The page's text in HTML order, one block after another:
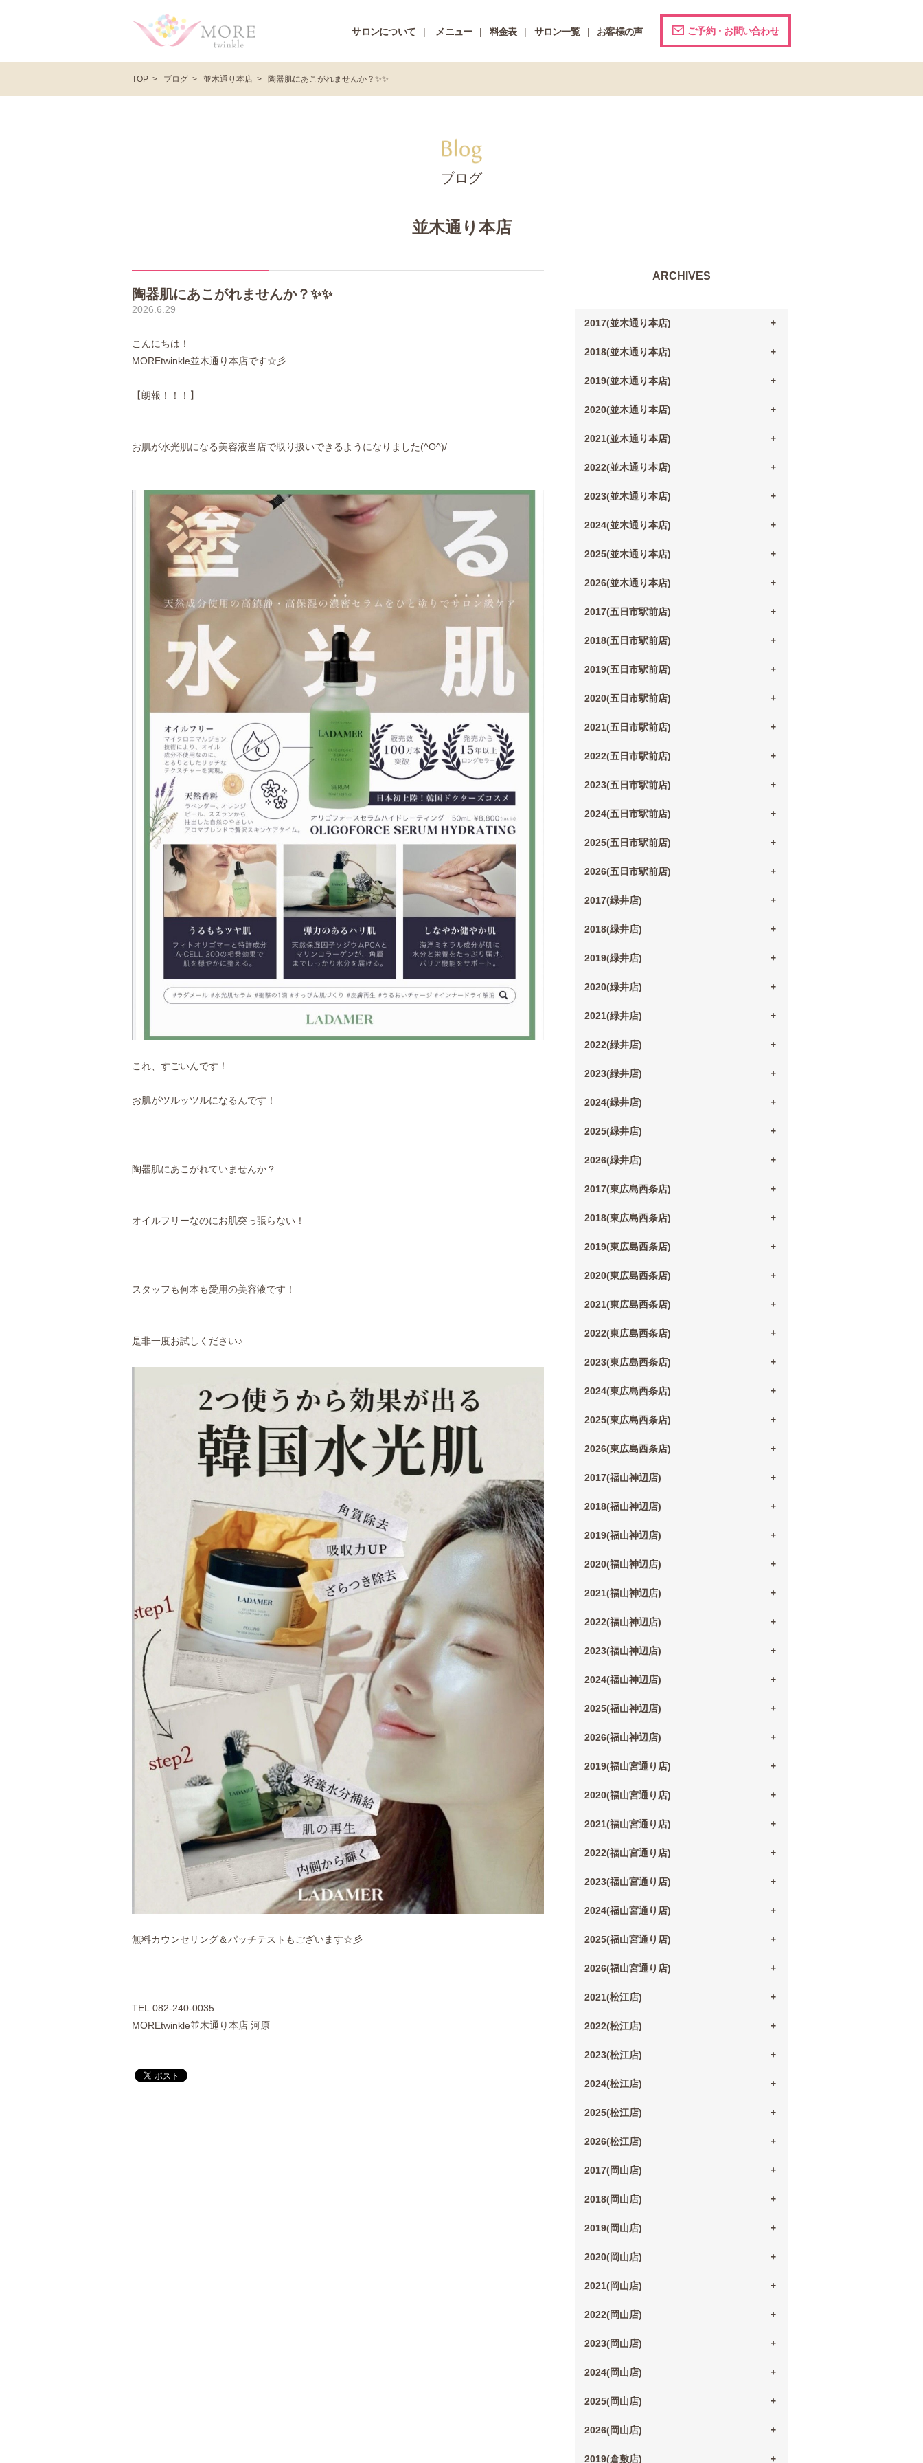
サロンについて メニュー 料金表 サロン一覧 お客様の声 ご予約・お問い合わせ
TOP ブログ 並木通り本店 陶器肌にあこがれませんか？✨✨
ブログ
並木通り本店
陶器肌にあこがれませんか？✨✨
2026.6.29
こんにちは！
MOREtwinkle並木通り本店です☆彡
【朗報！！！】
お肌が水光肌になる美容液当店で取り扱いできるようになりました(^O^)/
これ、すごいんです！
お肌がツルッツルになるんです！
陶器肌にあこがれていませんか？
オイルフリーなのにお肌突っ張らない！
スタッフも何本も愛用の美容液です！
是非一度お試しください♪
無料カウンセリング＆パッチテストもございます☆彡
TEL:082-240-0035
MOREtwinkle並木通り本店 河原
ARCHIVES
2017(並木通り本店)
2018(並木通り本店)
2019(並木通り本店)
2020(並木通り本店)
2021(並木通り本店)
2022(並木通り本店)
2023(並木通り本店)
2024(並木通り本店)
2025(並木通り本店)
2026(並木通り本店)
2017(五日市駅前店)
2018(五日市駅前店)
2019(五日市駅前店)
2020(五日市駅前店)
2021(五日市駅前店)
2022(五日市駅前店)
2023(五日市駅前店)
2024(五日市駅前店)
2025(五日市駅前店)
2026(五日市駅前店)
2017(緑井店)
2018(緑井店)
2019(緑井店)
2020(緑井店)
2021(緑井店)
2022(緑井店)
2023(緑井店)
2024(緑井店)
2025(緑井店)
2026(緑井店)
2017(東広島西条店)
2018(東広島西条店)
2019(東広島西条店)
2020(東広島西条店)
2021(東広島西条店)
2022(東広島西条店)
2023(東広島西条店)
2024(東広島西条店)
2025(東広島西条店)
2026(東広島西条店)
2017(福山神辺店)
2018(福山神辺店)
2019(福山神辺店)
2020(福山神辺店)
2021(福山神辺店)
2022(福山神辺店)
2023(福山神辺店)
2024(福山神辺店)
2025(福山神辺店)
2026(福山神辺店)
2019(福山宮通り店)
2020(福山宮通り店)
2021(福山宮通り店)
2022(福山宮通り店)
2023(福山宮通り店)
2024(福山宮通り店)
2025(福山宮通り店)
2026(福山宮通り店)
2021(松江店)
2022(松江店)
2023(松江店)
2024(松江店)
2025(松江店)
2026(松江店)
2017(岡山店)
2018(岡山店)
2019(岡山店)
2020(岡山店)
2021(岡山店)
2022(岡山店)
2023(岡山店)
2024(岡山店)
2025(岡山店)
2026(岡山店)
2019(倉敷店)